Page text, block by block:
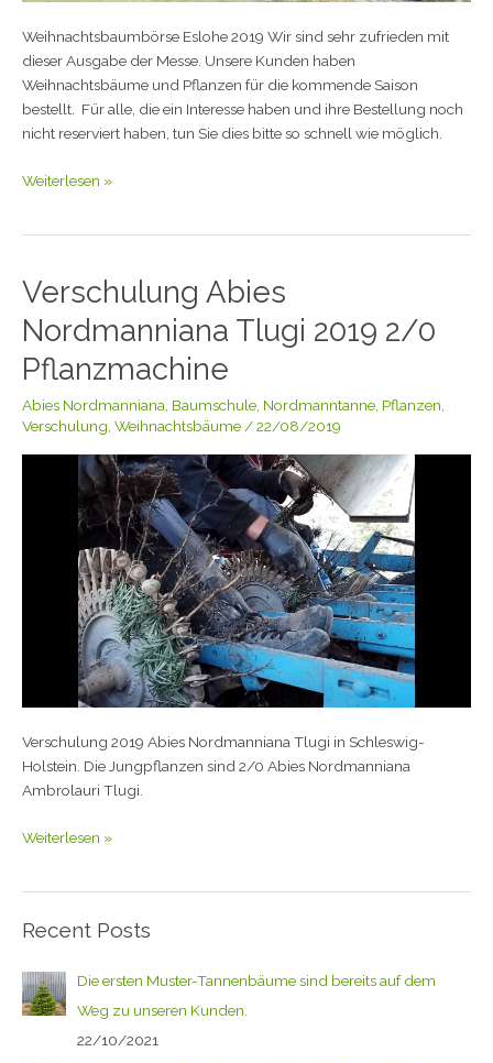
Weihnachtsbaumbörse Eslohe 2019 Wir sind sehr zufrieden mit
dieser Ausgabe der Messe. Unsere Kunden haben
Weihnachtsbäume und Pflanzen für die kommende Saison
bestellt. Für alle, die ein Interesse haben und ihre Bestellung noch
nicht reserviert haben, tun Sie dies bitte so schnell wie möglich.
Weiterlesen »
Verschulung Abies
Nordmanniana Tlugi 2019 2/0
Pflanzmachine
Abies Nordmanniana Baumschule Nordmanntanne Pflanzen
Verschulung Weihnachtsbäume /22/08/2019
Verschulung 2019 Abies Nordmanniana Tlugi in Schleswig-
Holstein. Die Jungpflanzen sind 2/0 Abies Nordmanniana
Ambrolauri Tlugi.
Verschulung
Abies
Nordmanniana
Tlugi
2019
2/0
Pflanzmachine
Weiterlesen »
Recent Posts
Die ersten Muster-Tannenbäume sind bereits auf dem
Weg zu unseren Kunden.
22/10/2021